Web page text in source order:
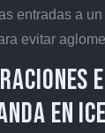
entradas a
evitar
en